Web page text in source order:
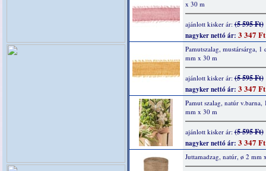
x 30 m
ajánlott kisker ár:(5 595 Ft)
nagyker nettó ár: 3 347 Ft
Pamutszalag, mustársárga, 1
mm x 30 m
ajánlott kisker ár:(5 595 Ft)
nagyker nettó ár: 3 347 Ft
Pamut szalag, natúr v.barna,
mm x 30 m
ajánlott kisker ár:(5 595 Ft)
nagyker nettó ár: 3 347 Ft
Juttamadzag, natúr, ø 2 mm